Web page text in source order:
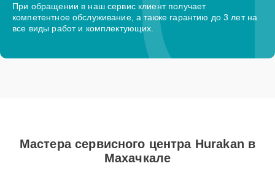
При обращении в наш сервис клиент получает
компетентное обслуживание, а также гарантию до 3 лет на
все виды работ и комплектующих.
Мастера сервисного центра Hurakan в
Махачкале